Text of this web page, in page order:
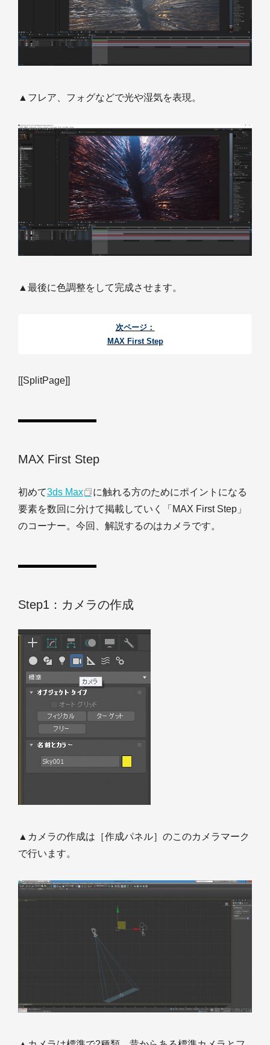
▲フレア、フォグなどで光や湿気を表現。
▲最後に色調整をして完成させます。
次ページ：
MAX First Step
[[SplitPage]]
MAX First Step
初めて3ds Max
に触れる方のためにポイントになる
要素を数回に分けて掲載していく「MAX First Step」
のコーナー。今回、解説するのはカメラです。
Step1：カメラの作成
▲カメラの作成は［作成パネル］のこのカメラマーク
で行います。